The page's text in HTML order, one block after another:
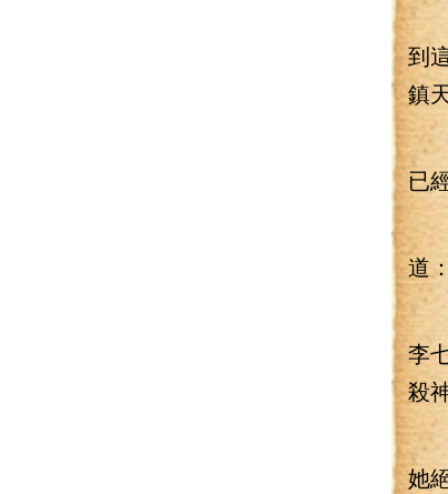
李
到
鎮
“
已
道
這
李
殺
“
她